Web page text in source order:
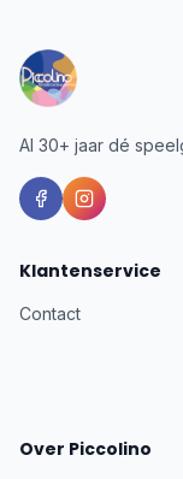
Al 30+ jaar dé
Klantenservice
Contact
Over Piccolino